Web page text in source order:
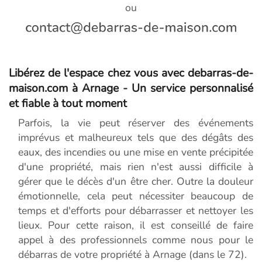
ou
Libérez de l'espace chez vous avec debarras-de-
maison.com à Arnage - Un service personnalisé
et fiable à tout moment
Parfois, la vie peut réserver des événements
imprévus et malheureux tels que des dégâts des
eaux, des incendies ou une mise en vente précipitée
d'une propriété, mais rien n'est aussi difficile à
gérer que le décès d'un être cher. Outre la douleur
émotionnelle, cela peut nécessiter beaucoup de
temps et d'efforts pour débarrasser et nettoyer les
lieux. Pour cette raison, il est conseillé de faire
appel à des professionnels comme nous pour le
débarras de votre propriété à Arnage (dans le 72).